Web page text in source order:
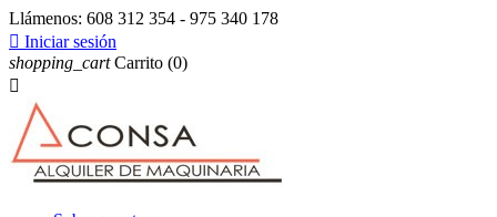
Llámenos: 608 312 354 - 975 340 178
 Iniciar sesión
shopping_cart Carrito (0)
